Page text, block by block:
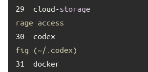
cloud-storage
rage access
codex
fig (~/.codex)
docker